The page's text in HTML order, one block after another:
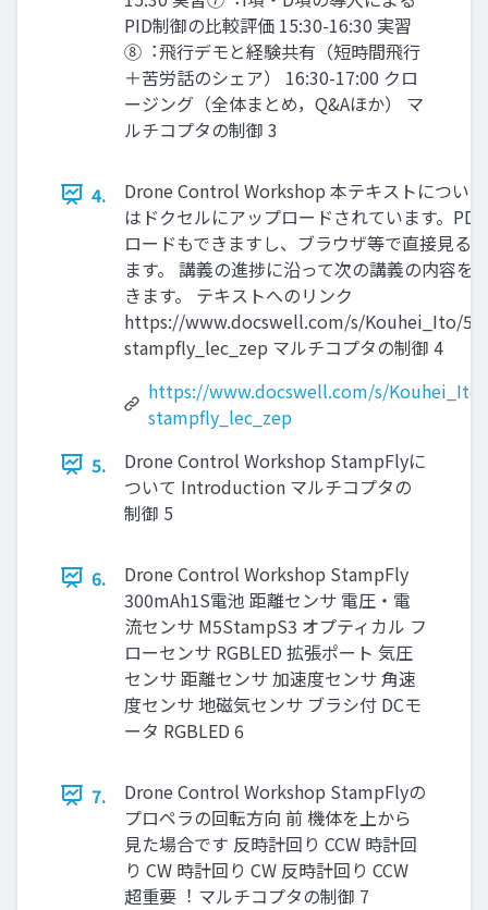
PID制御の⽐較評価 15:30-16:30 実習
⑧︓⾶⾏デモと経験共有（短時間⾶⾏
＋苦労話のシェア） 16:30-17:00 クロ
ージング（全体まとめ，Q&Aほか） マ
ルチコプタの制御 3
4.
Drone Control Workshop 本テキストについ
はドクセルにアップロードされています。
ロードもできますし、ブラウザ等で直接⾒る
ます。 講義の進捗に沿って次の講義の内容を
きます。 テキストへのリンク
https://www.docswell.com/s/Kouhei_Ito/
stampfly_lec_zep マルチコプタの制御 4
https://www.docswell.com/s/Kouhei_Ito/
stampfly_lec_zep
5.
Drone Control Workshop StampFlyに
ついて Introduction マルチコプタの
制御 5
6.
Drone Control Workshop StampFly
300mAh1S電池 距離センサ 電圧・電
流センサ M5StampS3 オプティカル フ
ローセンサ RGBLED 拡張ポート 気圧
センサ 距離センサ 加速度センサ ⾓速
度センサ 地磁気センサ ブラシ付 DCモ
ータ RGBLED 6
7.
Drone Control Workshop StampFlyの
プロペラの回転⽅向 前 機体を上から
⾒た場合です 反時計回り CCW 時計回
り CW 時計回り CW 反時計回り CCW
超重要︕ マルチコプタの制御 7